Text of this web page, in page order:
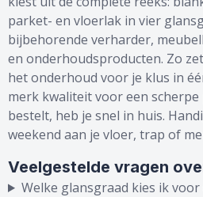
parket- en vloerlak in vier
bijbehorende verharder,
en onderhoudsproducten. Zo
het onderhoud voor je klus in
merk kwaliteit voor een
bestelt, heb je snel in huis.
weekend aan je vloer, trap of
Veelgestelde vragen
Welke glansgraad kies ik